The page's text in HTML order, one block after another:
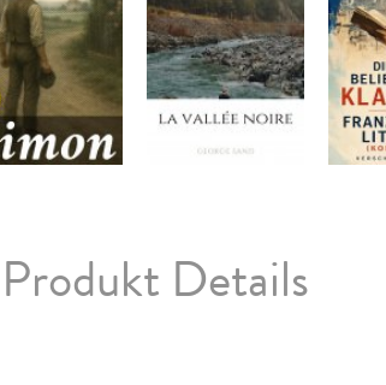
Produkt Details